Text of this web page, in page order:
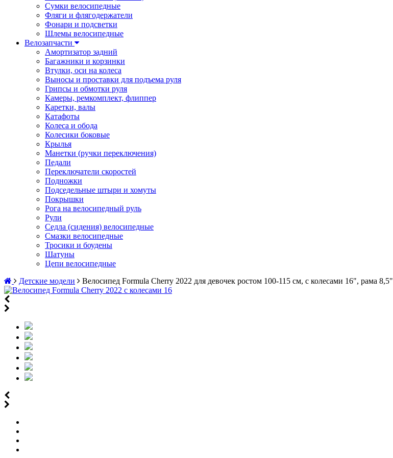
Сумки велосипедные
Фляги и флягодержатели
Фонари и подсветки
Шлемы велосипедные
Велозапчасти
Амортизатор задний
Багажники и корзинки
Втулки, оси на колеса
Выносы и проставки для подъема руля
Грипсы и обмотки руля
Камеры, ремкомплект, флиппер
Каретки, валы
Катафоты
Колеса и обода
Колесики боковые
Крылья
Манетки (ручки переключения)
Педали
Переключатели скоростей
Подножки
Подседельные штыри и хомуты
Покрышки
Рога на велосипедный руль
Рули
Седла (сидения) велосипедные
Смазки велосипедные
Тросики и боудены
Шатуны
Цепи велосипедные
Детские модели
Велосипед Formula Cherry 2022 для девочек ростом 100-115 см, с колесами 16", рама 8,5"